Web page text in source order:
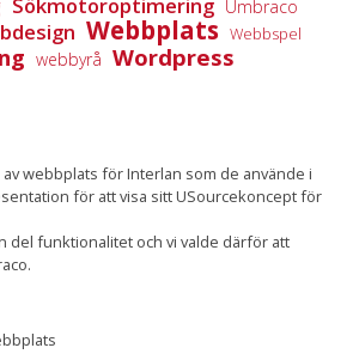
Umbraco
Webbplats Webbspel
webbyrå Wordpress
webbplats för Interlan som de använde i
för att visa sitt USourcekoncept för
del funktionalitet och vi valde därför att